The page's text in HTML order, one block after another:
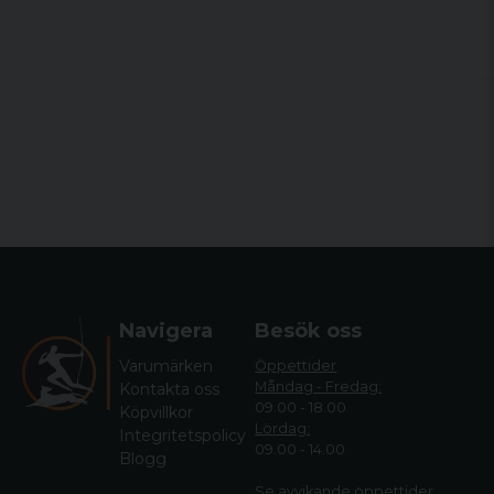
Navigera
Varumärken
Kontakta oss
Köpvillkor
Integritetspolicy
Blogg
Besök oss
Öppettider
Måndag - Fredag:
09.00 - 18.00
Lördag:
09.00 - 14.00